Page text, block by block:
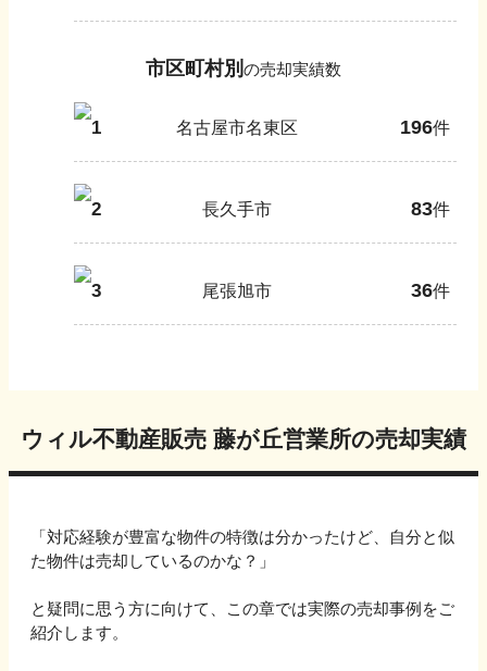
市区町村別 の売却実績数
1 名古屋市名東区 196件
2 長久手市 83件
3 尾張旭市 36件
ウィル不動産販売 藤が丘営業所の売却実績
「対応経験が豊富な物件の特徴は分かったけど、自分と似
た物件は売却しているのかな？」
と疑問に思う方に向けて、この章では実際の売却事例をご
紹介します。